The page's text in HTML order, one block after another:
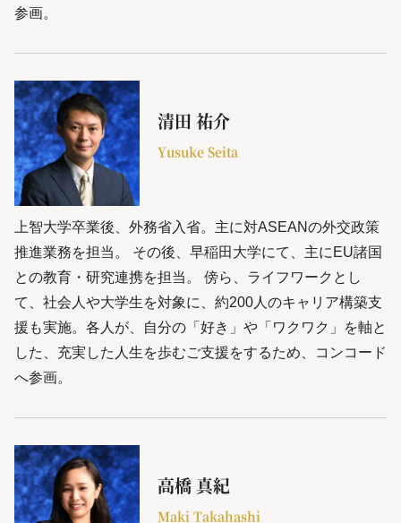
参画。
清田 祐介
Yusuke Seita
上智大学卒業後、外務省入省。主に対ASEANの外交政策
推進業務を担当。 その後、早稲田大学にて、主にEU諸国
との教育・研究連携を担当。 傍ら、ライフワークとし
て、社会人や大学生を対象に、約200人のキャリア構築支
援も実施。各人が、自分の「好き」や「ワクワク」を軸と
した、充実した人生を歩むご支援をするため、コンコード
へ参画。
高橋 真紀
Maki Takahashi